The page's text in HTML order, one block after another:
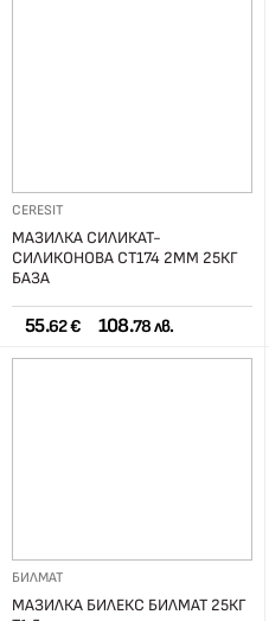
CERESIT
МАЗИЛКА СИЛИКАТ-
СИЛИКОНОВА СТ174 2ММ 25КГ
БАЗА
55.62 € 108.78 лв.
БИЛМАТ
МАЗИЛКА БИЛЕКС БИЛМАТ 25КГ